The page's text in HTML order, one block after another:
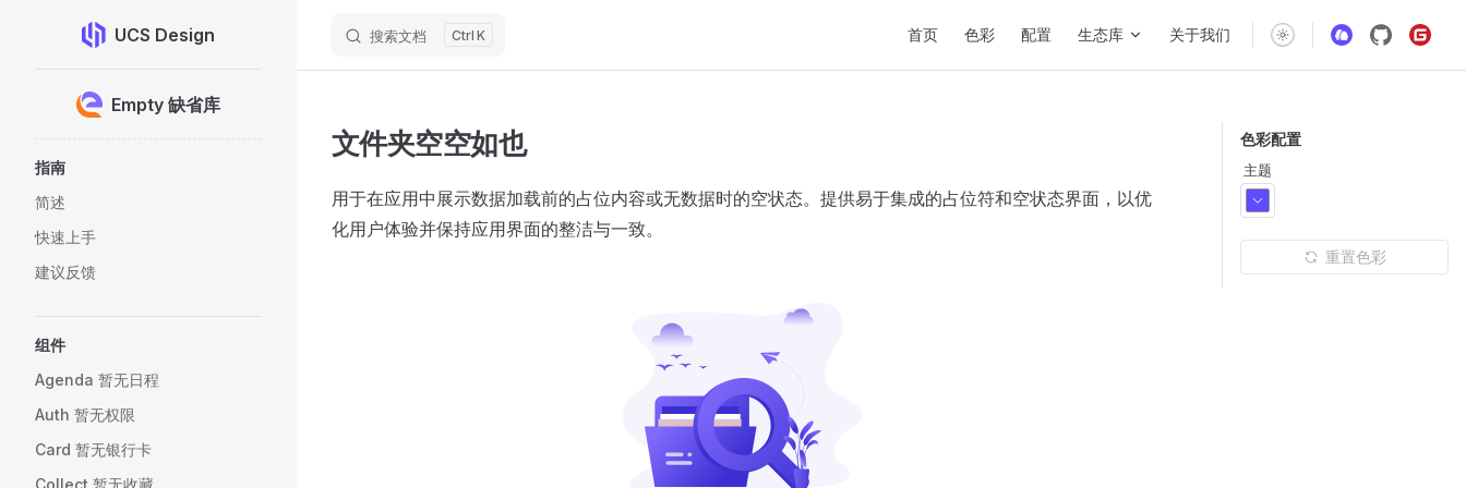
Skip to contentUCS Design 搜索文档 K 首页 色彩 配置 生态库 关于我们
Empty 缺省库
指南
简述
快速上手
建议反馈
组件
Agenda 暂无日程
Auth 暂无权限
Card 暂无银行卡
Collect 暂无收藏
色彩配置
主题
重置色彩
文件夹空空如也
用于在应用中展示数据加载前的占位内容或无数据时的空状态。提供易于集成的占位符和空状态界面，以优
化用户体验并保持应用界面的整洁与一致。